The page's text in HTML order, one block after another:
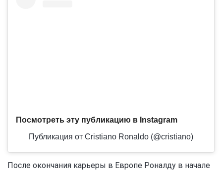
Посмотреть эту публикацию в Instagram
Публикация от Cristiano Ronaldo (@cristiano)
После окончания карьеры в Европе Роналду в начале